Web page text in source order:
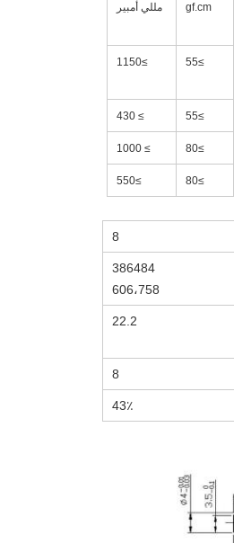
gf.cm مللي أمبير
≥55
≥1150
≥55
≥ 430
≥80
≥ 1000
≥80
≥550
8
386484
606،758
22.2
8
43٪